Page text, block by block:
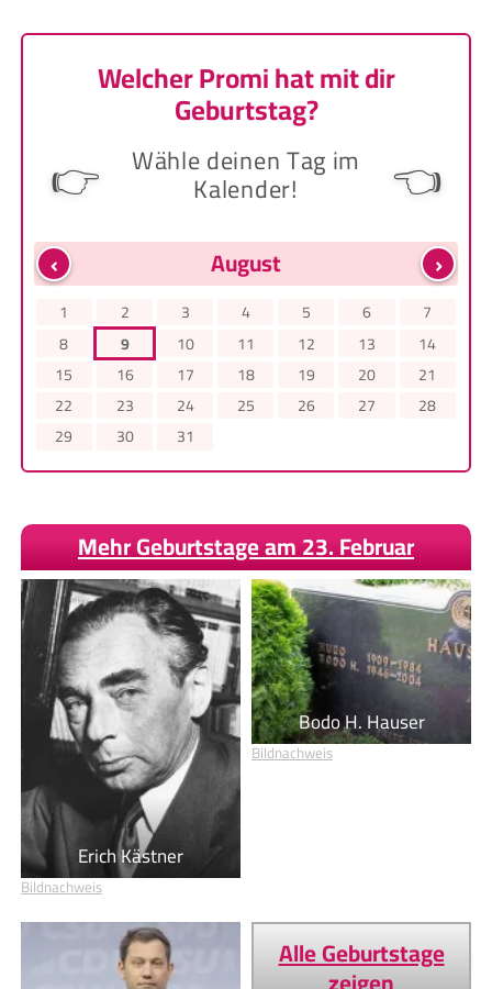
Welcher Promi hat mit dir
Geburtstag?
👉 Wähle deinen Tag im
Kalender! 👈
‹ ›
August
1 2 3 4 5 6
7
8
9 10 11 12 13
14
15
16 17 18 19 20
21
22
23 24 25 26 27
28
29
30 31
Mehr Geburtstage am 23. Februar
Erich Kästner
Bildnachweis
Bodo H. Hauser
Bildnachweis
Alle Geburtstage